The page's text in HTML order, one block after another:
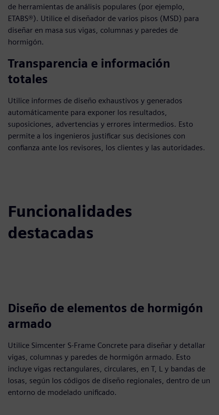
de herramientas de análisis populares (por ejemplo,
ETABS®). Utilice el diseñador de varios pisos (MSD) para
diseñar en masa sus vigas, columnas y paredes de
hormigón.
Transparencia e información
totales
Utilice informes de diseño exhaustivos y generados
automáticamente para exponer los resultados,
suposiciones, advertencias y errores intermedios. Esto
permite a los ingenieros justificar sus decisiones con
confianza ante los revisores, los clientes y las autoridades.
Funcionalidades
destacadas
Diseño de elementos de hormigón
armado
Utilice Simcenter S-Frame Concrete para diseñar y detallar
vigas, columnas y paredes de hormigón armado. Esto
incluye vigas rectangulares, circulares, en T, L y bandas de
losas, según los códigos de diseño regionales, dentro de un
entorno de modelado unificado.